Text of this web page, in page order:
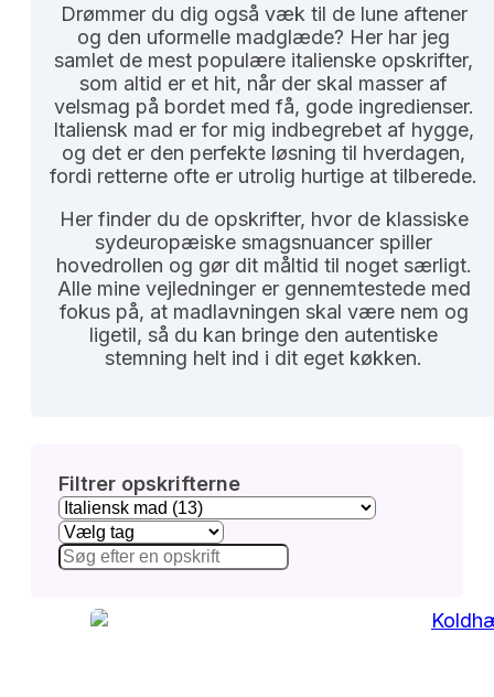
Drømmer du dig også væk til de lune aftener
og den uformelle madglæde? Her har jeg
samlet de mest populære italienske opskrifter,
som altid er et hit, når der skal masser af
velsmag på bordet med få, gode ingredienser.
Italiensk mad er for mig indbegrebet af hygge,
og det er den perfekte løsning til hverdagen,
fordi retterne ofte er utrolig hurtige at tilberede.
Her finder du de opskrifter, hvor de klassiske
sydeuropæiske smagsnuancer spiller
hovedrollen og gør dit måltid til noget særligt.
Alle mine vejledninger er gennemtestede med
fokus på, at madlavningen skal være nem og
ligetil, så du kan bringe den autentiske
stemning helt ind i dit eget køkken.
Filtrer opskrifterne